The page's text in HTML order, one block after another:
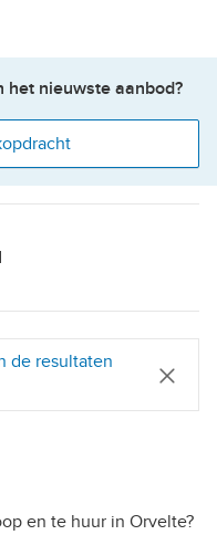
het nieuwste aanbod?
de resultaten
en te huur in Orvelte?